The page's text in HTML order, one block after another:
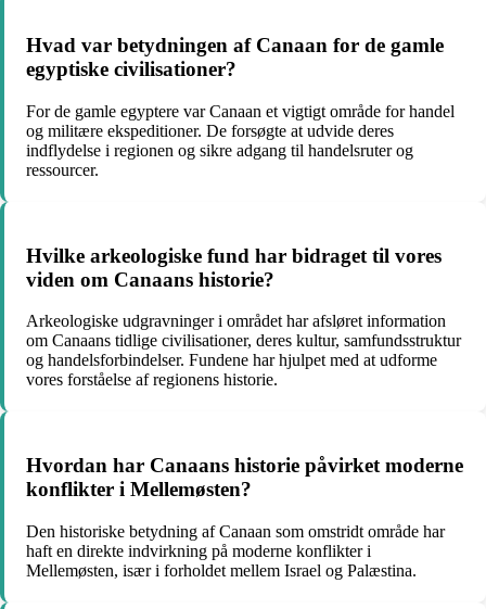
Hvad var betydningen af ​​Canaan for de gamle
egyptiske civilisationer?
For de gamle egyptere var Canaan et vigtigt område for handel
og militære ekspeditioner. De forsøgte at udvide deres
indflydelse i regionen og sikre adgang til handelsruter og
ressourcer.
Hvilke arkeologiske fund har bidraget til vores
viden om Canaans historie?
Arkeologiske udgravninger i området har afsløret information
om Canaans tidlige civilisationer, deres kultur, samfundsstruktur
og handelsforbindelser. Fundene har hjulpet med at udforme
vores forståelse af regionens historie.
Hvordan har Canaans historie påvirket moderne
konflikter i Mellemøsten?
Den historiske betydning af Canaan som omstridt område har
haft en direkte indvirkning på moderne konflikter i
Mellemøsten, især i forholdet mellem Israel og Palæstina.